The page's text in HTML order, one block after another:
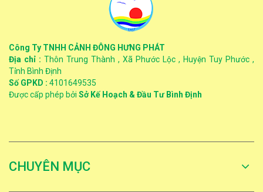
Công Ty TNHH CẢNH ĐÔNG HƯNG PHÁT
Địa chỉ : Thôn Trung Thành , Xã Phước Lộc , Huyện Tuy Phước ,
Tỉnh Bình Định
Số GPKD : 4101649535
Được cấp phép bởi Sở Kế Hoạch & Đầu Tư Bình Định
CHUYÊN MỤC